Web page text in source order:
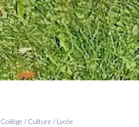
Collège / Culture / Lycée